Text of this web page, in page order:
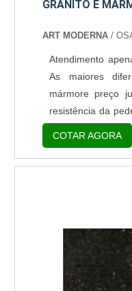
GRANITO E
ART MODERNA/
Atendimento
As maiores
mármore preço
resistência da
mais mole (tem
e 4) e mais
menos
material com
COTAR AGORA